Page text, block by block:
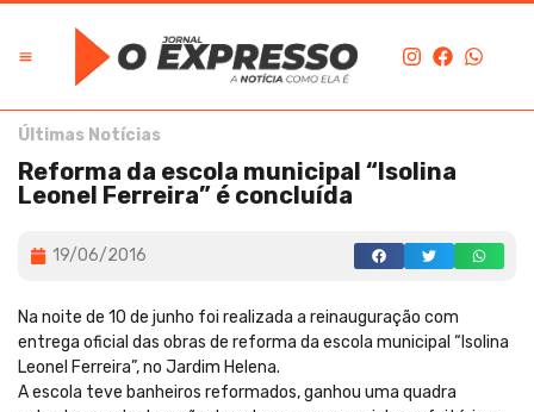
Últimas Notícias
Reforma da escola municipal “Isolina
Leonel Ferreira” é concluída
19/06/2016
Na noite de 10 de junho foi realizada a reinauguração com
entrega oficial das obras de reforma da escola municipal “Isolina
Leonel Ferreira”, no Jardim Helena.
A escola teve banheiros reformados, ganhou uma quadra